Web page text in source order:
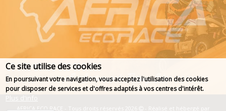
AFRICA ECO RACE - Tous droits réservés 2026 - Réalisé et hébergé par
Ce site utilise des cookies
En poursuivant votre navigation, vous acceptez l'utilisation des cookies
pour disposer de services et d'offres adaptés à vos centres d'intérêt.
Plus d'info